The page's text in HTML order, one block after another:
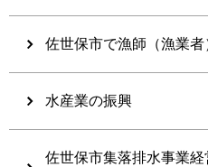
佐世保市で漁師（漁業
水産業の振興
佐世保市集落排水事業